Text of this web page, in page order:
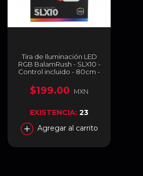
Tira de Iluminación LED
RGB BalamRush - SLX10 -
Control incluido - 80cm -
adhesiva - BR-931564
$199.00 MXN
EXISTENCIA: 23
Agregar al carrito